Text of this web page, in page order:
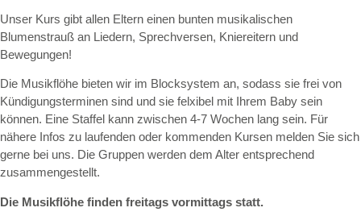
Unser Kurs gibt allen Eltern einen bunten musikalischen
Blumenstrauß an Liedern, Sprechversen, Kniereitern und
Bewegungen!
Die Musikflöhe bieten wir im Blocksystem an, sodass sie frei von
Kündigungsterminen sind und sie felxibel mit Ihrem Baby sein
können. Eine Staffel kann zwischen 4-7 Wochen lang sein. Für
nähere Infos zu laufenden oder kommenden Kursen melden Sie sich
gerne bei uns. Die Gruppen werden dem Alter entsprechend
zusammengestellt.
Die Musikflöhe finden freitags vormittags statt.